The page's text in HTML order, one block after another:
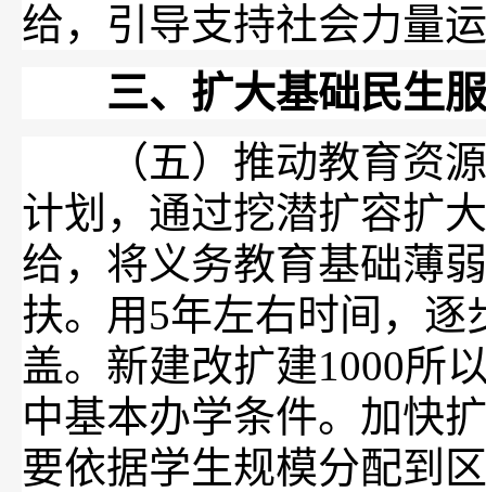
给，引导支持社会力量
三、扩大基础民生
（五）推动教育资源
计划，通过挖潜扩容扩
给，将义务教育基础薄
扶。用5年左右时间，
盖。新建改扩建1000所
中基本办学条件。加快
要依据学生规模分配到